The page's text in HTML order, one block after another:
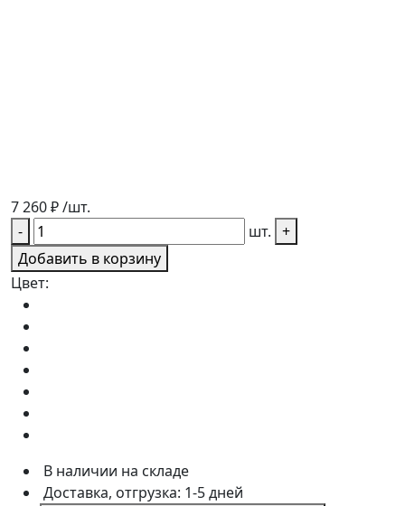
7 260₽/шт.
-
шт. +
Добавить в корзину
Цвет:
В наличии на складе
Доставка, отгрузка: 1-5 дней